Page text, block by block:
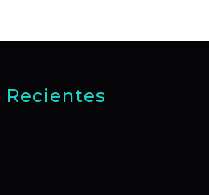
Recientes